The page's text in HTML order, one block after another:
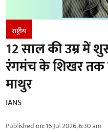
राष्ट्रीय
12 साल की उम्र में
रंगमंच के शिखर तक
माथुर
IANS
Published on:16 Jul 2026, 6:30 am